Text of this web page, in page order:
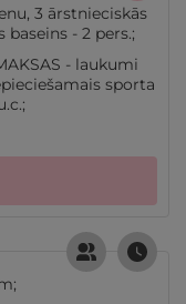
3 ārstnieciskās
- 2 pers.;
- laukumi
sporta